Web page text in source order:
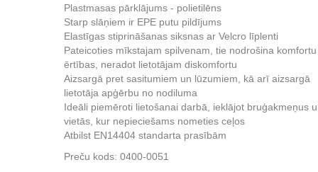
Plastmasas pārklājums - polietilēns
Starp slāņiem ir EPE putu pildījums
Elastīgas stiprināšanas siksnas ar Velcro līplenti
Pateicoties mīkstajam spilvenam, tie nodrošina
ērtības, neradot lietotājam diskomfortu
Aizsargā pret sasitumiem un lūzumiem, kā arī aizsargā
lietotāja apģērbu no nodiluma
Ideāli piemēroti lietošanai darbā, ieklājot bruģakmeņus
vietās, kur nepieciešams nometies ceļos
Atbilst EN14404 standarta prasībām
Preču kods: 0400-0051